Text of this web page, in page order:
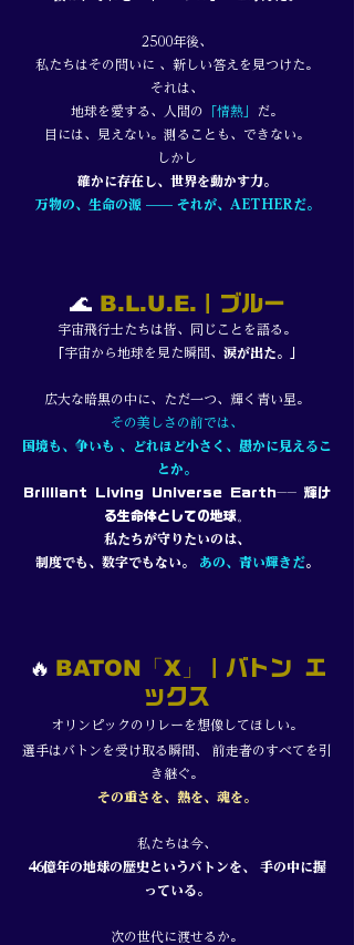
2500年後、
私たちはその問いに 、新しい答えを見つけた。
それは、
地球を愛する、人間の 「情熱」
だ。
目には、見えない。測ることも、できない。
しかし
確かに存在し、世界を動かす力。
万物の、生命の源 —— それが、AETHERだ。
🌊 B.L.U.E. ｜ブルー
宇宙飛行士たちは皆、同じことを語る。
「宇宙から地球を見た瞬間、 涙が出た。」
広大な暗黒の中に、ただ一つ、輝く青い星。
その美しさの前では、
国境も、争いも 、どれほど小さく、愚かに見えるこ
とか。
Brilliant Living Universe Earth—— 輝け
る生命体としての地球。
私たちが守りたいのは、
制度でも、数字でもない。 あの、青い輝きだ。
🔥 BATON「X」
｜バトン エ
ックス
オリンピックのリレーを想像してほしい。
選手はバトンを受け取る瞬間、 前走者のすべてを引
き継ぐ。
その重さを、熱を、魂を。
私たちは今、
46億年の地球の歴史というバトンを、 手の中に握
っている。
次の世代に渡せるか。